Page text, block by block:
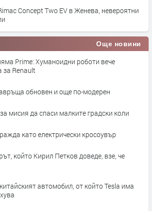
Concept Two EV в Женева, невероятни
Още новини
Prime: Хуманоидни роботи вече
за Renault
обновен и още по-модерен
мисия да спаси малките градски коли
като електрически кросоувър
който Кирил Петков доведе, взе, че
автомобил, от който Tesla има